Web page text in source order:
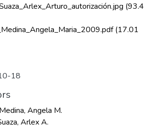
(93.4
(17.01
18
Angela M.
Arlex A.